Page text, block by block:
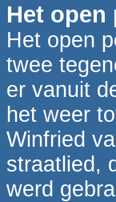
Het open
Het open
twee
er vanuit
het weer
Winfried
straatlied,
werd